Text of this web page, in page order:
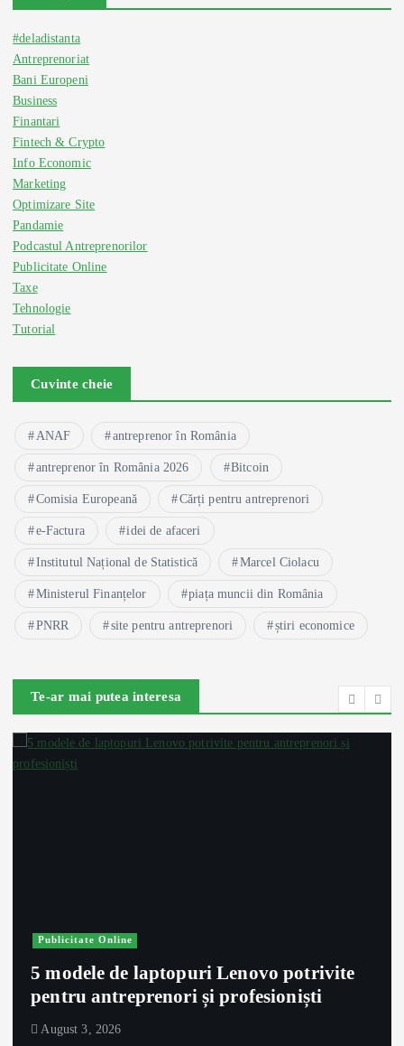
#deladistanta
Antreprenoriat
Bani Europeni
Business
Finantari
Fintech & Crypto
Info Economic
Marketing
Optimizare Site
Pandamie
Podcastul Antreprenorilor
Publicitate Online
Taxe
Tehnologie
Tutorial
Cuvinte cheie
ANAF antreprenor în România
antreprenor în România 2026 Bitcoin
Comisia Europeană Cărți pentru antreprenori
e-Factura idei de afaceri
Institutul Național de Statistică Marcel Ciolacu
Ministerul Finanțelor piața muncii din România
PNRR site pentru antreprenori știri economice
Te-ar mai putea interesa
Publicitate Online
5 modele de laptopuri Lenovo potrivite
pentru antreprenori și profesioniști
August 3, 2026